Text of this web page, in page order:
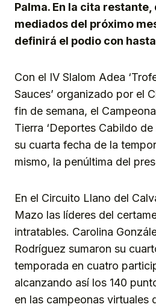
Palma. En la cita
mediados del próximo
definirá el podio con
Con el IV Slalom Adea
Sauces’ organizado por el
fin de semana, el
Tierra ‘Deportes Cabildo de
su cuarta fecha de la
mismo, la penúltima del
En el Circuito Llano del
Mazo las líderes del
intratables. Carolina
Rodríguez sumaron su
temporada en cuatro
alcanzando así los 140
en las campeonas virtuales